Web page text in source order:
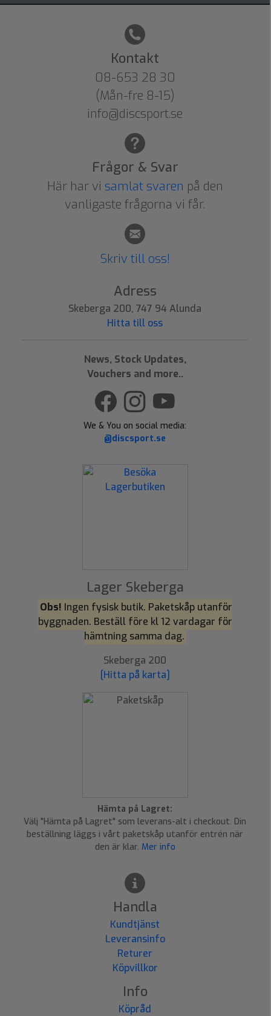
Kontakt
08-653 28 30
(Mån-fre 8-15)
info@discsport.se
Frågor & Svar
Här har vi samlat svaren på den
vanligaste frågorna vi får.
Skriv till oss!
Adress
Skeberga 200, 747 94 Alunda
Hitta till oss
News, Stock Updates,
Vouchers and more..
We & You on social media:
@discsport.se
Lager Skeberga
Obs! Ingen fysisk butik. Paketskåp utanför
byggnaden. Beställ före kl 12 vardagar för
hämtning samma dag.
Skeberga 200
[Hitta på karta]
Hämta på Lagret:
Välj "Hämta på Lagret" som leverans-alt i checkout. Din
beställning läggs i vårt paketskåp utanför entrén när
den är klar. Mer info
Handla
Kundtjänst
Leveransinfo
Returer
Köpvillkor
Info
Köpråd